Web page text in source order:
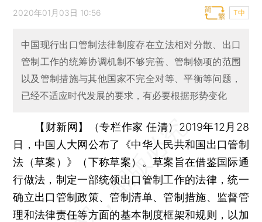
2020年01月03日 10:56 T中
中国现行出口管制法律制度存在立法相对分散、出口
管制工作的统筹协调机制不够完善、管制物项的范围
以及管制措施与其他国家不完全对等、平衡等问题，
已经不适应时代发展的要求，有必要根据形势变化
【财新网】（专栏作家 任清） 2019年12月28
日，中国人大网公布了《中华人民共和国出口管制
法（草案）》（下称草案）。草案旨在借鉴国际通
行做法，制定一部统领出口管制工作的法律，统一
确立出口管制政策、管制清单、管制措施、监督管
理和法律责任等方面的基本制度框架和规则，以加